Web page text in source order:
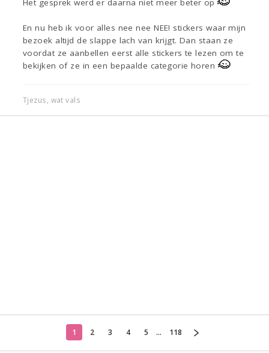
Het gesprek werd er daarna niet meer beter op
En nu heb ik voor alles nee nee NEE! stickers waar mijn
bezoek altijd de slappe lach van krijgt. Dan staan ze
voordat ze aanbellen eerst alle stickers te lezen om te
bekijken of ze in een bepaalde categorie horen
Tjezus, wat vals
1 2 3 4 5 ... 118